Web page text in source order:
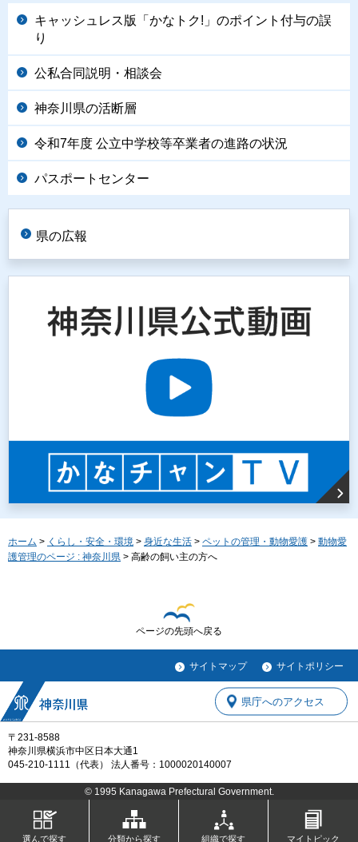
キャッシュレス版「かなトク!」のポイント付与の誤
り
公私合同説明・相談会
神奈川県の活断層
令和7年度 公立中学校等卒業者の進路の状況
パスポートセンター
県の広報
ホーム > くらし・安全・環境 > 身近な生活 > ペットの管理・動物愛護 > 動物愛
護管理のページ : 神奈川県 > 高齢の飼い主の方へ
ページの先頭へ戻る
サイトマップ サイトポリシー
〒231-8588
神奈川県横浜市中区日本大通1
045-210-1111（代表） 法人番号：1000020140007
県庁へのアクセス
© 1995 Kanagawa Prefectural Government.
選んで探す 分類から探す 組織で探す マイトピック